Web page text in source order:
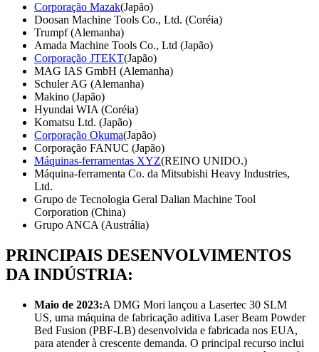
Corporação Mazak(Japão)
Doosan Machine Tools Co., Ltd. (Coréia)
Trumpf (Alemanha)
Amada Machine Tools Co., Ltd (Japão)
Corporação JTEKT(Japão)
MAG IAS GmbH (Alemanha)
Schuler AG (Alemanha)
Makino (Japão)
Hyundai WIA (Coréia)
Komatsu Ltd. (Japão)
Corporação Okuma(Japão)
Corporação FANUC (Japão)
Máquinas-ferramentas XYZ(REINO UNIDO.)
Máquina-ferramenta Co. da Mitsubishi Heavy Industries,
Ltd.
Grupo de Tecnologia Geral Dalian Machine Tool
Corporation (China)
Grupo ANCA (Austrália)
PRINCIPAIS DESENVOLVIMENTOS
DA INDÚSTRIA:
Maio de 2023:A DMG Mori lançou a Lasertec 30 SLM
US, uma máquina de fabricação aditiva Laser Beam Powder
Bed Fusion (PBF-LB) desenvolvida e fabricada nos EUA,
para atender à crescente demanda. O principal recurso inclui